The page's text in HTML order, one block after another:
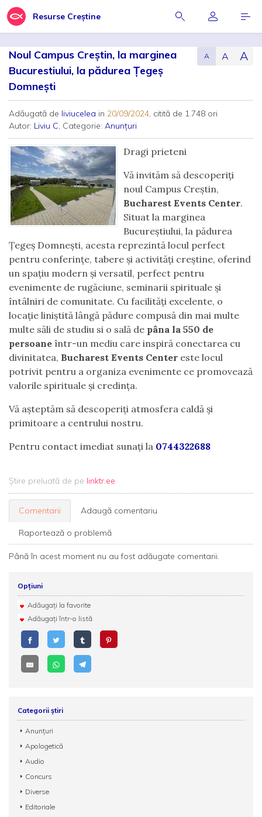
Resurse Creștine
Noul Campus Creștin, la marginea
Bucurestiului, la pădurea Țegeș
Domnești
A A A
Adăugată de liviucelea in 20/09/2024, citită de 1.748 ori
Autor: Liviu C, Categorie: Anunțuri
Dragi prieteni
Vă invităm să descoperiți
noul Campus Creștin,
Bucharest Events Center.
Situat la marginea
Bucureștiului, la pădurea
Țegeș Domnești, acesta reprezintă locul perfect
pentru conferințe, tabere și activități creștine, oferind
un spațiu modern și versatil, perfect pentru
evenimente de rugăciune, seminarii spirituale și
întâlniri de comunitate. Cu facilități excelente, o
locație liniștită lângă pădure compusă din mai multe
multe săli de studiu si o sală de pâna la 550 de
persoane într-un mediu care inspiră conectarea cu
divinitatea, Bucharest Events Center este locul
potrivit pentru a organiza evenimente ce promovează
valorile spirituale și credința.
Vă așteptăm să descoperiți atmosfera caldă și
primitoare a centrului nostru.
Pentru contact imediat sunați la 0744322688
Știre preluată de pe linktr.ee
Comentarii Adaugă comentariu
Raportează o problemă
Până în acest moment nu au fost adăugate comentarii.
Opțiuni
Adăugați la favorite
Adăugați într-o listă
Categorii știri
Anunțuri
Apologetică
Audio
Concurs
Diverse
Editoriale